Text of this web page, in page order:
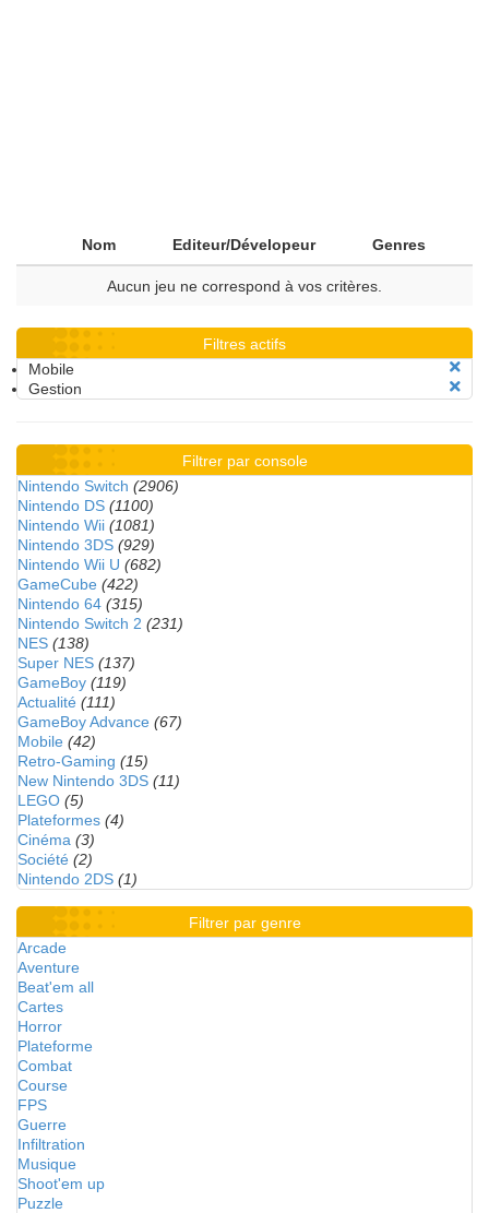
Nom Editeur/Dévelopeur Genres
Aucun jeu ne correspond à vos critères.
Filtres actifs
Mobile
Gestion
Filtrer par console
Nintendo Switch (2906)
Nintendo DS (1100)
Nintendo Wii (1081)
Nintendo 3DS (929)
Nintendo Wii U (682)
GameCube (422)
Nintendo 64 (315)
Nintendo Switch 2 (231)
NES (138)
Super NES (137)
GameBoy (119)
Actualité (111)
GameBoy Advance (67)
Mobile (42)
Retro-Gaming (15)
New Nintendo 3DS (11)
LEGO (5)
Plateformes (4)
Cinéma (3)
Société (2)
Nintendo 2DS (1)
Filtrer par genre
Arcade
Aventure
Beat'em all
Cartes
Horror
Plateforme
Combat
Course
FPS
Guerre
Infiltration
Musique
Shoot'em up
Puzzle